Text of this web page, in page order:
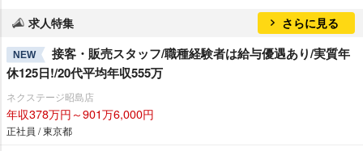
求人特集 さらに見る
NEW
接客・販売スタッフ/職種経験者は給与優遇あり/実質年
休125日!/20代平均年収555万
ネクステージ昭島店
年収378万円～901万6,000円
正社員 / 東京都